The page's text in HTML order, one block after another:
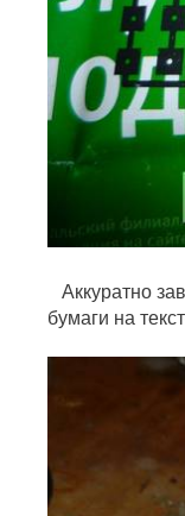
Аккуратно
бумаги на